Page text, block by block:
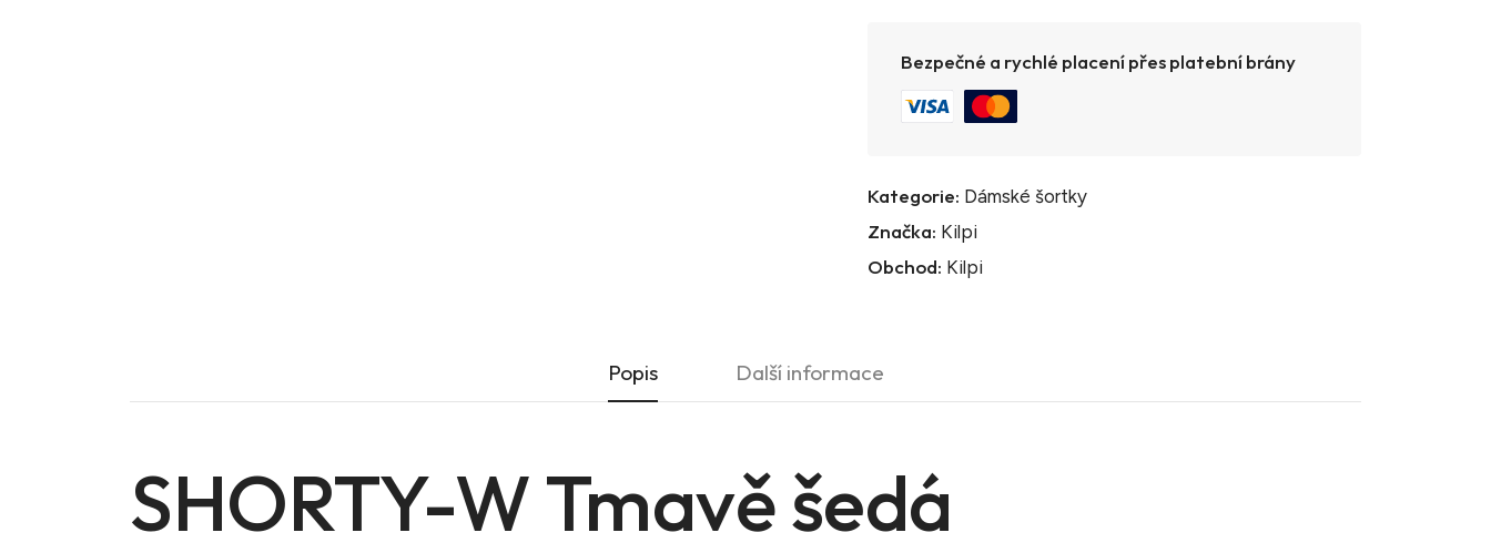
Bezpečné a rychlé placení přes platební brány
Kategorie: Dámské šortky
Značka: Kilpi
Obchod: Kilpi
Popis Další informace
SHORTY-W Tmavě šedá